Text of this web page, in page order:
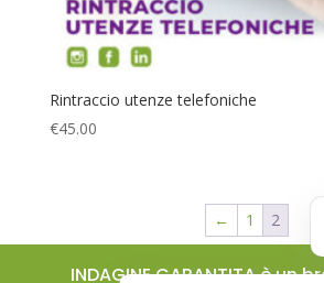
Rintraccio utenze telefoniche
€45.00
← 1 2
INDAGINE GARANTITA è un